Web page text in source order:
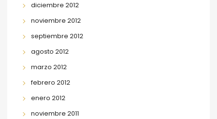
diciembre 2012
noviembre 2012
septiembre 2012
agosto 2012
marzo 2012
febrero 2012
enero 2012
noviembre 2011